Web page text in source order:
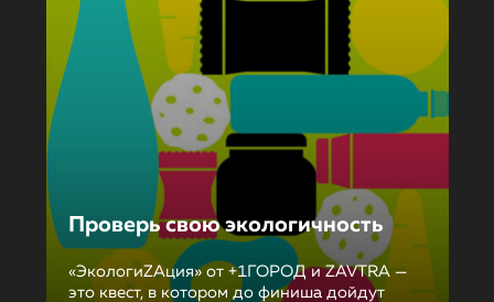
Проверь свою экологичность
«ЭкологиZAция» от +1ГОРОД и ZAVTRA —
это квест, в котором до финиша дойдут